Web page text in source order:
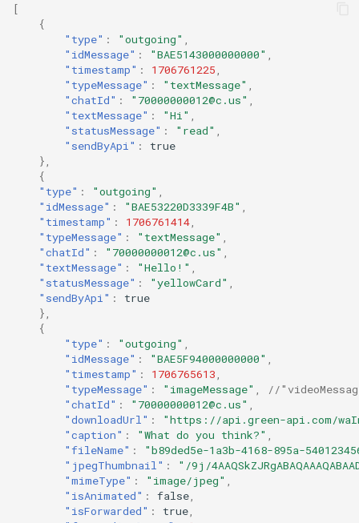
[
{
"type" : "outgoing"
"idMessage" : "BAE5143000000000"
"timestamp" : 1706761225
"typeMessage" : "textMessage"
"chatId" : "70000000012@c.us"
"textMessage" : "Hi"
"statusMessage" : "read"
"sendByApi" :
true
},
{
"type" : "outgoing"
"idMessage" : "BAE53220D3339F4B"
"timestamp" : 1706761414
"typeMessage" : "textMessage"
"chatId" : "70000000012@c.us"
"textMessage" : "Hello!"
"statusMessage" : "yellowCard"
"sendByApi" :
true
},
{
"type" : "outgoing"
"idMessage" : "BAE5F94000000000"
"timestamp" : 1706765613
"typeMessage" : "imageMessage"
//
"chatId" : "70000000012@c.us"
"downloadUrl" :
"https://api.green-api.com/
"caption" : "What do you think?"
"fileName" :
"b89ded5e-1a3b-4168-895a-
"jpegThumbnail" :
"/9j/
"mimeType" : "image/jpeg"
"isAnimated" : false
"isForwarded" : true